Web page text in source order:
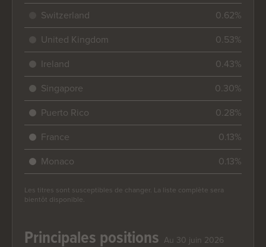
Switzerland 0.62%
United Kingdom 0.53%
Ireland 0.43%
Singapore 0.30%
Puerto Rico 0.28%
France 0.13%
Monaco 0.13%
Les titres sont susceptibles de changer. La liste complète sera
bientôt disponible.
Principales positions Au 30 juin 2026